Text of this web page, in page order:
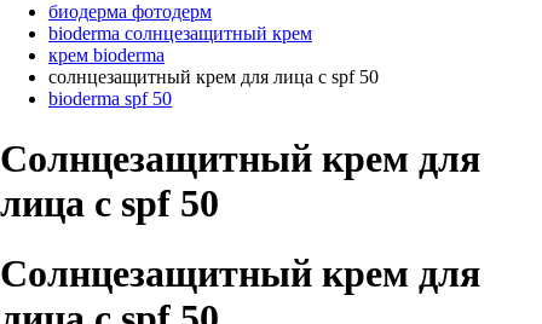
биодерма фотодерм
bioderma солнцезащитный крем
крем bioderma
солнцезащитный крем для лица с spf 50
bioderma spf 50
Солнцезащитный крем для
лица с spf 50
Солнцезащитный крем для